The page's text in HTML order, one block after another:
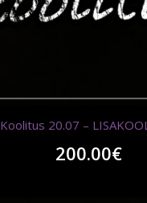
Koolitus 20.07 –
200.00€